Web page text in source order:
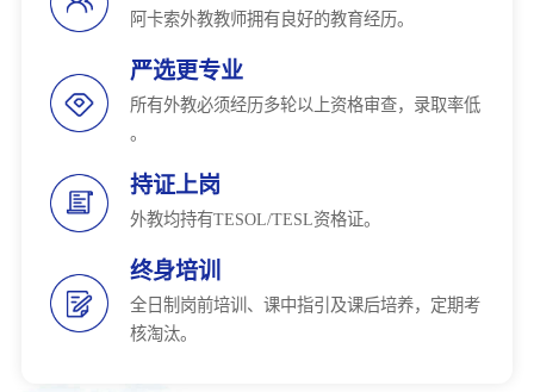
阿卡索外教教师拥有良好的教育经历。
严选更专业
所有外教必须经历多轮以上资格审查，录取率低
。
持证上岗
外教均持有TESOL/TESL资格证。
终身培训
全日制岗前培训、课中指引及课后培养，定期考
核淘汰。